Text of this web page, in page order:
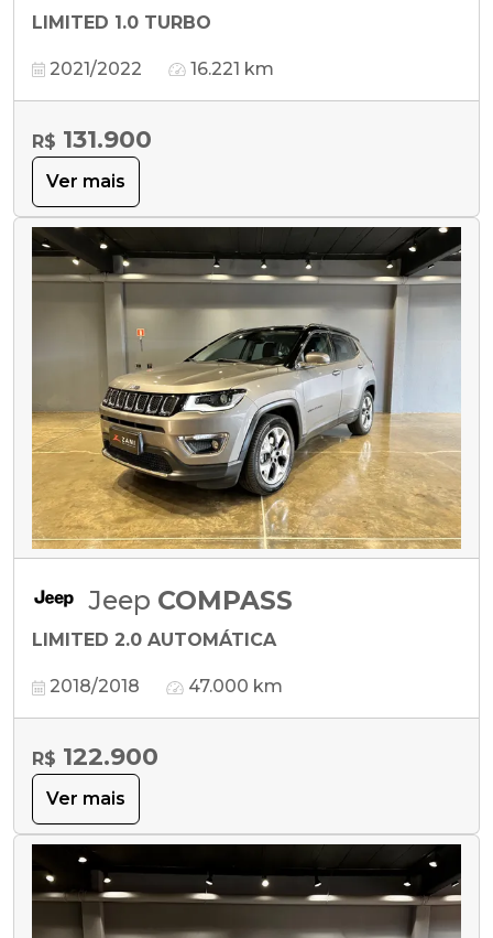
LIMITED 1.0 TURBO
2021/2022 16.221 km
R$ 131.900
Ver mais
Jeep COMPASS
LIMITED 2.0 AUTOMÁTICA
2018/2018 47.000 km
R$ 122.900
Ver mais